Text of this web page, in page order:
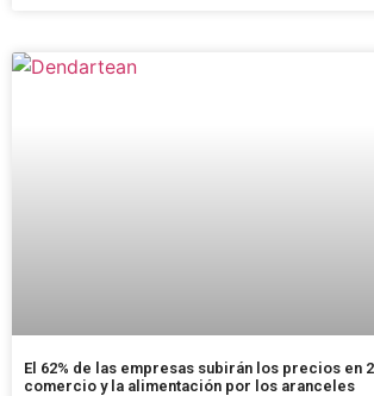
El 62% de las empresas subirán los precios en
comercio y la alimentación por los aranceles